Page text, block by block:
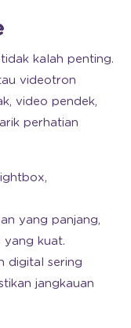
kalah penting.
videotron
video pendek,
perhatian
yang panjang,
yang kuat.
digital sering
jangkauan